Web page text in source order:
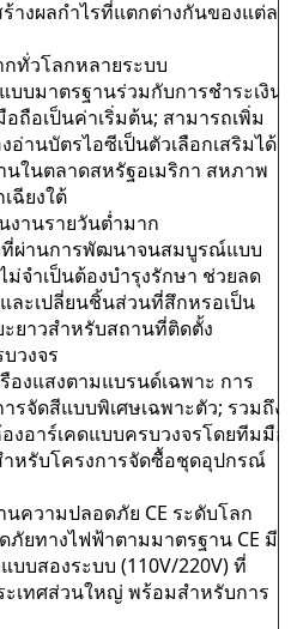
งผลกำไรที่แตกต่างกันของแต่ละ
กทั่วโลกหลายระบบ
บมาตรฐานร่วมกับการชำระเงิน
ถือเป็นค่าเริ่มต้น; สามารถเพิ่ม
อ่านบัตรไอซีเป็นตัวเลือกเสริมได้
นในตลาดสหรัฐอเมริกา สหภาพ
ฉียงใต้
งานรายวันต่ำมาก
ที่ผ่านการพัฒนาจนสมบูรณ์แบบ
จำเป็นต้องบำรุงรักษา ช่วยลด
ละเปลี่ยนชิ้นส่วนที่สึกหรอเป็น
ยาวสำหรับสถานที่ติดตั้ง
วงจร
องแสงตามแบรนด์เฉพาะ การ
จัดสีแบบพิเศษเฉพาะตัว; รวมถึง
งอาร์เคดแบบครบวงจรโดยทีมมือ
หรับโครงการจัดซื้อชุดอุปกรณ์
ความปลอดภัย CE ระดับโลก
ยทางไฟฟ้าตามมาตรฐาน CE มี
บสองระบบ (110V/220V) ที่
ะเทศส่วนใหญ่ พร้อมสำหรับการ